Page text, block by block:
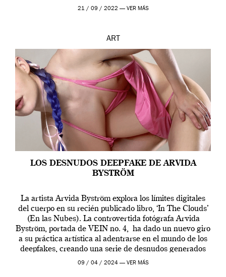
que los humanos tienen un complejo […]
21 / 09 / 2022 — VER MÁS
ART
LOS DESNUDOS DEEPFAKE DE ARVIDA
BYSTRÖM
La artista Arvida Byström explora los límites digitales
del cuerpo en su recién publicado libro, ‘In The Clouds’
(En las Nubes). La controvertida fotógrafa Arvida
Byström, portada de VEIN no. 4, ha dado un nuevo giro
a su práctica artística al adentrarse en el mundo de los
deepfakes, creando una serie de desnudos generados
por […]
09 / 04 / 2024 — VER MÁS